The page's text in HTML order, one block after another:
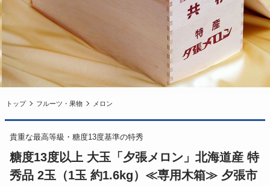
トップ フルーツ・果物 メロン
貴重な最高等級・糖度13度基準の特秀
糖度13度以上 大玉「夕張メロン」北海道産 特
秀品 2玉（1玉 約1.6kg）≪専用木箱≫ 夕張市